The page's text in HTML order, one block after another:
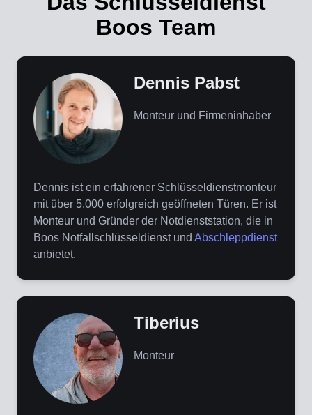
Boos Team
Dennis Pabst
Monteur und Firmeninhaber
Dennis ist ein erfahrener Schlüsseldienstmonteur
mit über 5.000 erfolgreich geöffneten Türen. Er ist
Monteur und Gründer der Notdienststation, die in
Boos Notfallschlüsseldienst und Abschleppdienst
anbietet.
Tiberius
Monteur